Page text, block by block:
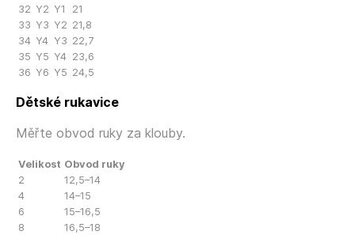
32 Y2 Y1
21
33 Y3 Y2 21,8
34 Y4 Y3 22,7
35 Y5 Y4 23,6
36 Y6 Y5 24,5
Dětské rukavice
Měřte obvod ruky za klouby.
Velikost Obvod ruky
2
12,5–14
4
14–15
6
15–16,5
8
16,5–18